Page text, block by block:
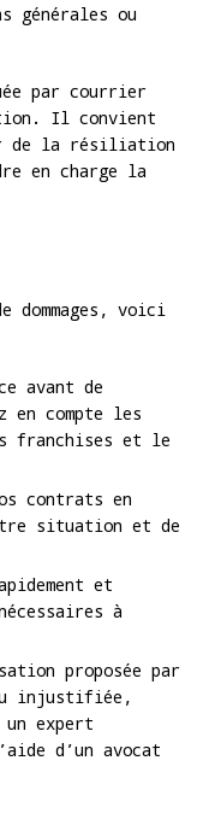
générales ou
par courrier
Il convient
de la résiliation
en charge la
dommages, voici
avant de
en compte les
franchises et le
contrats en
situation et de
et
à
proposée par
injustifiée,
expert
d’un avocat